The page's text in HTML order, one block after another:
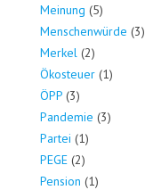
Meinung (5)
Menschenwürde (3)
Merkel (2)
Ökosteuer (1)
ÖPP (3)
Pandemie (3)
Partei (1)
PEGE (2)
Pension (1)